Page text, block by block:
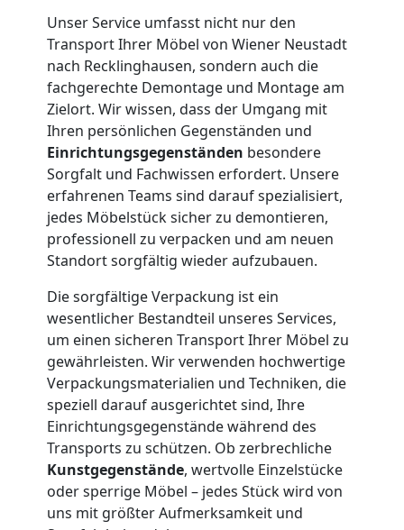
Unser Service umfasst nicht nur den
Transport Ihrer Möbel von Wiener Neustadt
nach Recklinghausen, sondern auch die
fachgerechte Demontage und Montage am
Zielort. Wir wissen, dass der Umgang mit
Ihren persönlichen Gegenständen und
Einrichtungsgegenständen besondere
Sorgfalt und Fachwissen erfordert. Unsere
erfahrenen Teams sind darauf spezialisiert,
jedes Möbelstück sicher zu demontieren,
professionell zu verpacken und am neuen
Standort sorgfältig wieder aufzubauen.
Die sorgfältige Verpackung ist ein
wesentlicher Bestandteil unseres Services,
um einen sicheren Transport Ihrer Möbel zu
gewährleisten. Wir verwenden hochwertige
Verpackungsmaterialien und Techniken, die
speziell darauf ausgerichtet sind, Ihre
Einrichtungsgegenstände während des
Transports zu schützen. Ob zerbrechliche
Kunstgegenstände, wertvolle Einzelstücke
oder sperrige Möbel – jedes Stück wird von
uns mit größter Aufmerksamkeit und
Fernumzug
Wiener
Neustadt
Firmenumzug
Wiener
Neustadt
Büroumzug
Wiener
Neustadt